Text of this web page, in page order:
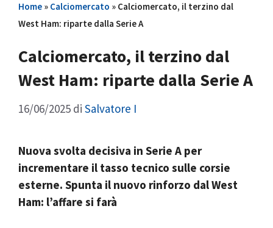
Home » Calciomercato » Calciomercato, il terzino dal
West Ham: riparte dalla Serie A
Calciomercato, il terzino dal
West Ham: riparte dalla Serie A
16/06/2025 di Salvatore I
Nuova svolta decisiva in Serie A per
incrementare il tasso tecnico sulle corsie
esterne. Spunta il nuovo rinforzo dal West
Ham: l’affare si farà